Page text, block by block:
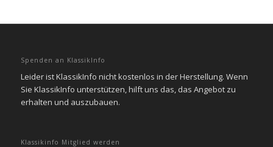
Spenden an KlassikInfo
Leider ist KlassikInfo nicht kostenlos in der Herstellung. Wenn
Sie KlassikInfo unterstützen, hilft uns das, das Angebot zu
erhalten und auszubauen.
Klassikinfo Mitglied werden